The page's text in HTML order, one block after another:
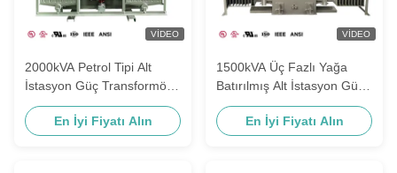
VIDEO
2000kVA Petrol Tipi Alt
İstasyon Güç Transformörü
11kV/1kV AS60076
StandartlarıEn İyi Fiyatı Alın
VIDEO
1500kVA Üç Fazlı Yağa
Batırılmış Alt İstasyon Güç
Transformörü 1kV'den 415
V'ye ONAN AS60076
En İyi Fiyatı Alın